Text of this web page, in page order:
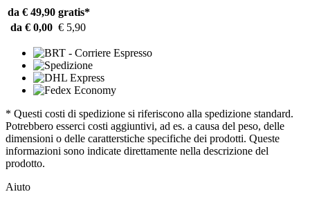
da € 49,90 gratis*
da € 0,00 € 5,90
* Questi costi di spedizione si riferiscono alla spedizione standard.
Potrebbero esserci costi aggiuntivi, ad es. a causa del peso, delle
dimensioni o delle caratterstiche specifiche dei prodotti. Queste
informazioni sono indicate direttamente nella descrizione del
prodotto.
Aiuto